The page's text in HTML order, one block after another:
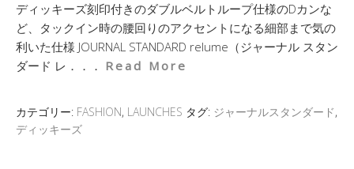
ディッキーズ刻印付きのダブルベルトループ仕様のDカンな
ど、タックイン時の腰回りのアクセントになる細部まで気の
利いた仕様 JOURNAL STANDARD relume（ジャーナル スタン
ダード レ．．． Read More
カテゴリー: FASHION, LAUNCHES タグ: ジャーナルスタンダード,
ディッキーズ